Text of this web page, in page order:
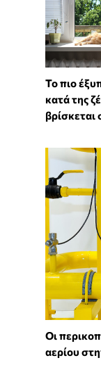
To πιο
κατά της
βρίσκεται
Οι
αερίου